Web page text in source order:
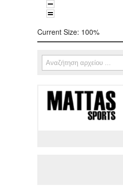
Current Size: 100%
Φόρμα αναζήτησης
Αναζήτηση